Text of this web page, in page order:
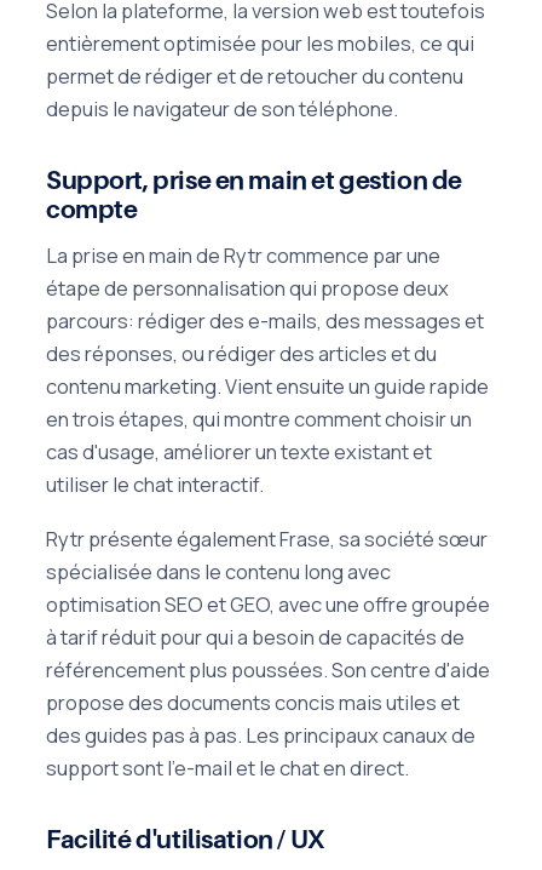
Selon la plateforme, la version web est toutefois
entièrement optimisée pour les mobiles, ce qui
permet de rédiger et de retoucher du contenu
depuis le navigateur de son téléphone.
Support, prise en main et gestion de
compte
La prise en main de Rytr commence par une
étape de personnalisation qui propose deux
parcours: rédiger des e-mails, des messages et
des réponses, ou rédiger des articles et du
contenu marketing. Vient ensuite un guide rapide
en trois étapes, qui montre comment choisir un
cas d'usage, améliorer un texte existant et
utiliser le chat interactif.
Rytr présente également Frase, sa société sœur
spécialisée dans le contenu long avec
optimisation SEO et GEO, avec une offre groupée
à tarif réduit pour qui a besoin de capacités de
référencement plus poussées. Son centre d'aide
propose des documents concis mais utiles et
des guides pas à pas. Les principaux canaux de
support sont l'e-mail et le chat en direct.
Facilité d'utilisation / UX